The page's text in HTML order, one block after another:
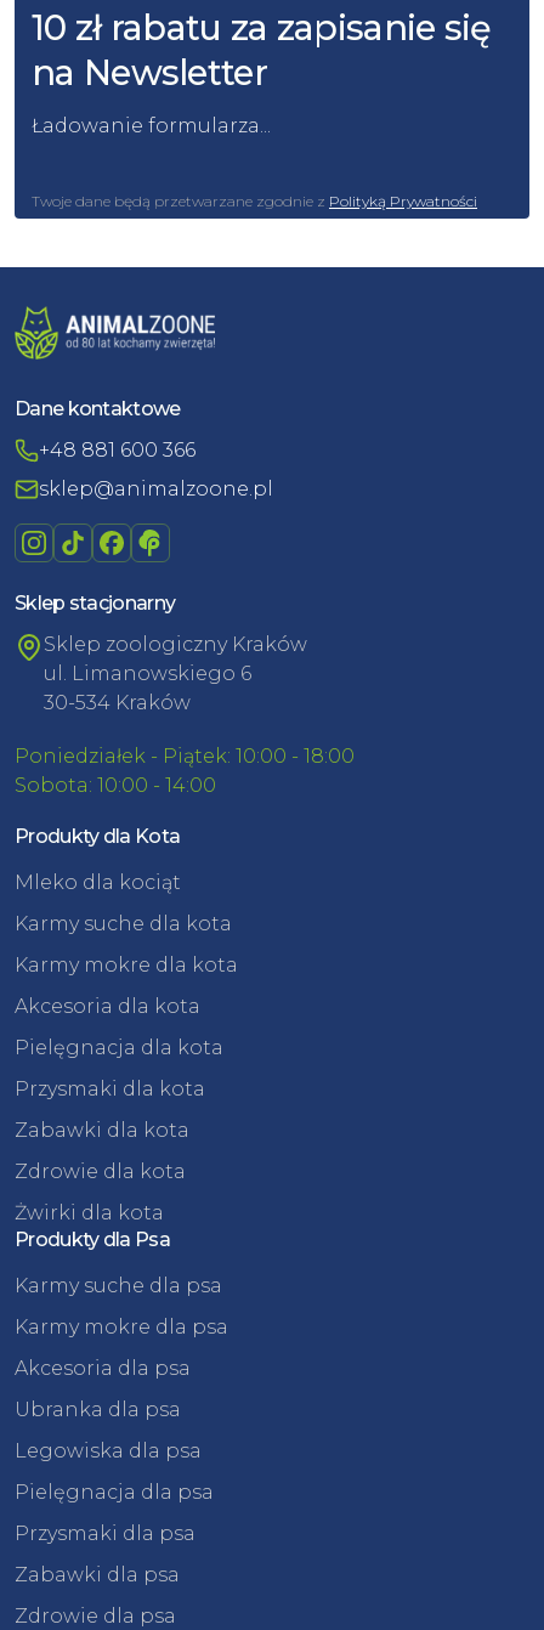
10 zł rabatu za zapisanie się
na Newsletter
Ładowanie formularza...
Twoje dane będą przetwarzane zgodnie z Polityką Prywatności
Dane kontaktowe
+48 881 600 366
sklep@animalzoone.pl
Sklep stacjonarny
Sklep zoologiczny Kraków
ul. Limanowskiego 6
30-534 Kraków
Poniedziałek - Piątek: 10:00 - 18:00
Sobota: 10:00 - 14:00
Produkty dla Kota
Mleko dla kociąt
Karmy suche dla kota
Karmy mokre dla kota
Akcesoria dla kota
Pielęgnacja dla kota
Przysmaki dla kota
Zabawki dla kota
Zdrowie dla kota
Żwirki dla kota
Produkty dla Psa
Karmy suche dla psa
Karmy mokre dla psa
Akcesoria dla psa
Ubranka dla psa
Legowiska dla psa
Pielęgnacja dla psa
Przysmaki dla psa
Zabawki dla psa
Zdrowie dla psa